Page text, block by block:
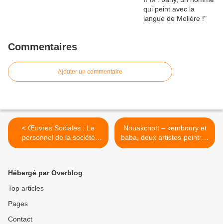
Commentaires
Ajouter un commentaire
< Œuvres Sociales : Le
personnel de la société
générale habillé en
Nouakchott – kemboury et
baba, deux artistes-peintres
sénégalais dans le désert
Hébergé par Overblog
Top articles
Pages
Contact